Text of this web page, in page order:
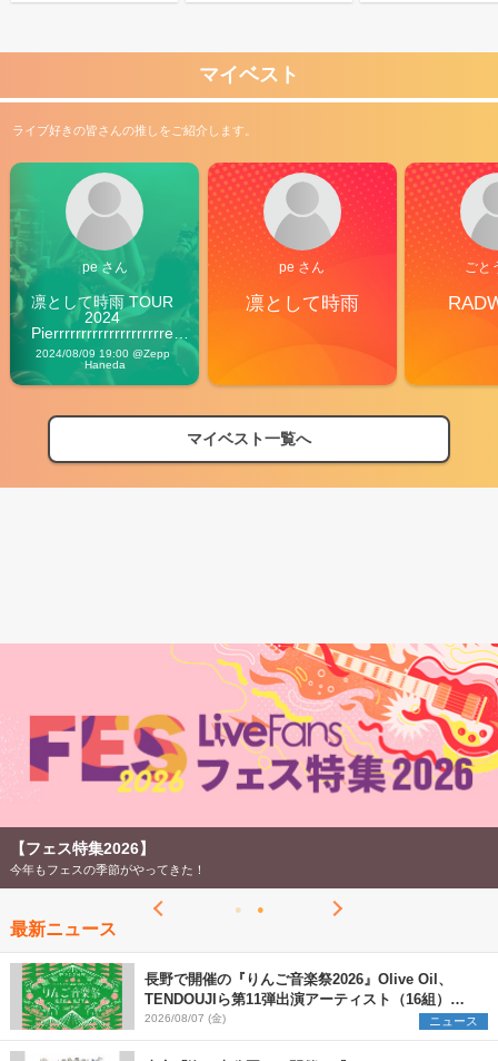
マイベスト
ライブ好きの皆さんの推しをご紹介します。
pe さん
凛として時雨 TOUR
2024
Pierrrrrrrrrrrrrrrrrrrre
Vibes
2024/08/09 19:00 @Zepp
Haneda
pe さん
凛として時雨
ごと
マイベスト一覧へ
【フェス特集2026】
今年もフェスの季節がやってきた！
最新ニュース
長野で開催の『りんご音楽祭2026』Olive Oil、
TENDOUJIら第11弾出演アーティスト（16組）を
発表
2026/08/07 (金) ニュース